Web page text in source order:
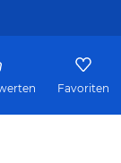
Favoriten